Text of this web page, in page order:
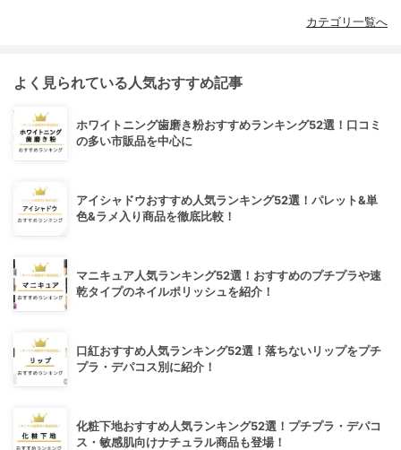
カテゴリ一覧へ
よく見られている人気おすすめ記事
ホワイトニング歯磨き粉おすすめランキング52選！口コミ
の多い市販品を中心に
アイシャドウおすすめ人気ランキング52選！パレット&単
色&ラメ入り商品を徹底比較！
マニキュア人気ランキング52選！おすすめのプチプラや速
乾タイプのネイルポリッシュを紹介！
口紅おすすめ人気ランキング52選！落ちないリップをプチ
プラ・デパコス別に紹介！
化粧下地おすすめ人気ランキング52選！プチプラ・デパコ
ス・敏感肌向けナチュラル商品も登場！